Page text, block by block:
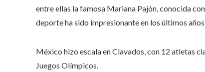
entre ellas la famosa Mariana Pajón, conocida
deporte ha sido impresionante en los últimos
México hizo escala en Clavados, con 12 atletas
Juegos Olímpicos.